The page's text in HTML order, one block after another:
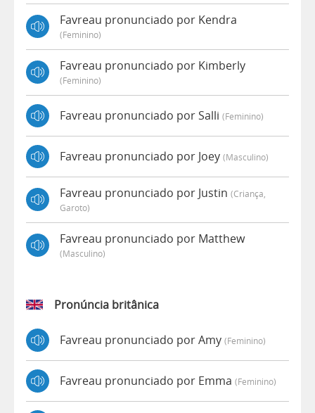
Favreau pronunciado por Kendra
(feminino)
Favreau pronunciado por Kimberly
(feminino)
Favreau pronunciado por Salli (feminino)
Favreau pronunciado por Joey (masculino)
Favreau pronunciado por Justin (criança,
Garoto)
Favreau pronunciado por Matthew
(masculino)
Pronúncia britânica
Favreau pronunciado por Amy (feminino)
Favreau pronunciado por Emma (feminino)